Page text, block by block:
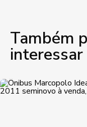
Também
interessar